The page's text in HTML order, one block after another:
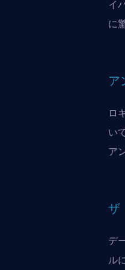
イ
に
ア
ロ
い
ア
ザ
デ
ル